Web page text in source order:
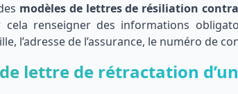
modèles de lettres de résiliation
cela renseigner des informations
l’adresse de l’assurance, le numéro de
lettre de rétractation